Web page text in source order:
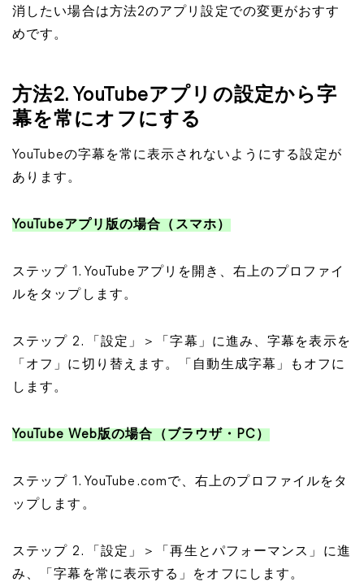
消したい場合は方法2のアプリ設定での変更がおすす
めです。
方法2. YouTubeアプリの設定から字
幕を常にオフにする
YouTubeの字幕を常に表示されないようにする設定が
あります。
YouTubeアプリ版の場合（スマホ）
ステップ 1. YouTubeアプリを開き、右上のプロファイ
ルをタップします。
ステップ 2. 「設定」＞「字幕」に進み、字幕を表示を
「オフ」に切り替えます。「自動生成字幕」もオフに
します。
YouTube Web版の場合（ブラウザ・PC）
ステップ 1. YouTube.comで、右上のプロファイルをタ
ップします。
ステップ 2. 「設定」＞「再生とパフォーマンス」に進
み、「字幕を常に表示する」をオフにします。